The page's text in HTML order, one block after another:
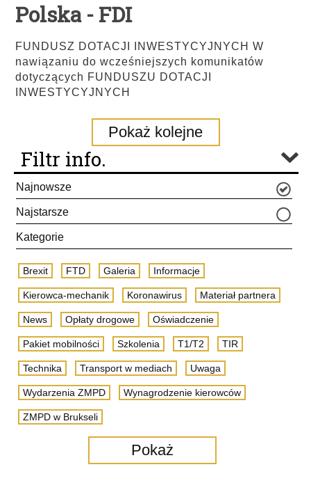
Polska - FDI
FUNDUSZ DOTACJI INWESTYCYJNYCH W
nawiązaniu do wcześniejszych komunikatów
dotyczących FUNDUSZU DOTACJI
INWESTYCYJNYCH
Pokaż kolejne
Filtr info.
Najnowsze
Najstarsze
Kategorie
Brexit FTD Galeria Informacje
Kierowca-mechanik Koronawirus Materiał partnera
News Opłaty drogowe Oświadczenie
Pakiet mobilności Szkolenia T1/T2 TIR
Technika Transport w mediach Uwaga
Wydarzenia ZMPD Wynagrodzenie kierowców
ZMPD w Brukseli
Pokaż